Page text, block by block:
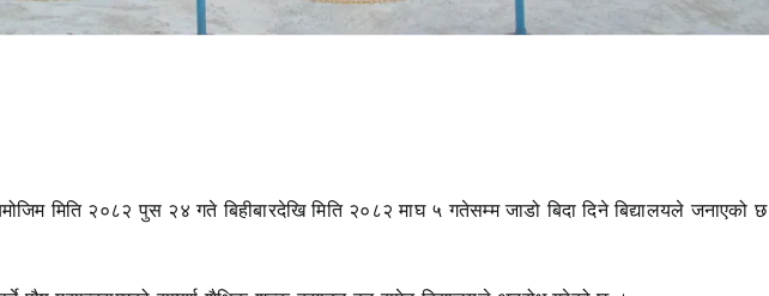
मिति २०८२ पुस २४ गते बिहीबारदेखि मिति २०८२ माघ ५ गतेसम्म जाडो बिदा दिने बिद्यालयले जनाएको छ